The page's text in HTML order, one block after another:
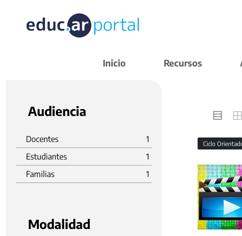
Inicio Recursos
Audiencia
Docentes
1
Estudiantes
1
Familias
1
Modalidad
Ciclo